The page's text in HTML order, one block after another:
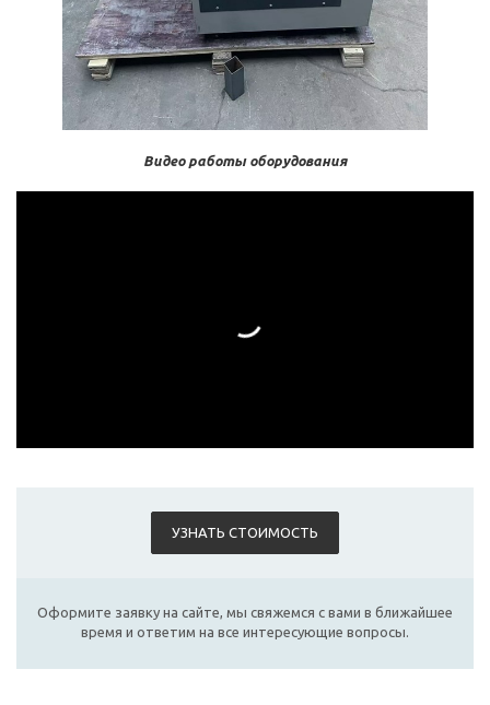
Видео работы оборудования
УЗНАТЬ СТОИМОСТЬ
Оформите заявку на сайте, мы свяжемся с вами в ближайшее
время и ответим на все интересующие вопросы.